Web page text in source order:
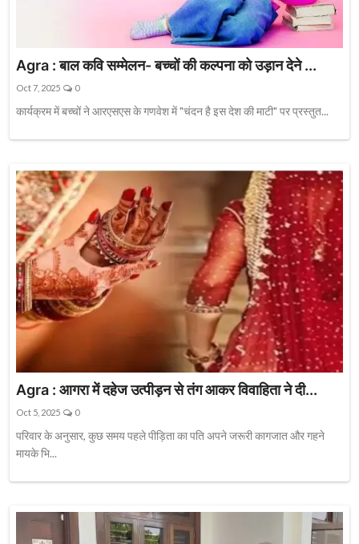
Agra : बाल कवि सम्मेलन- बच्चों की कल्पना को उड़ान देने ...
Oct 7, 2025 0
कार्यक्रम में बच्चों ने आरएसएस के गणवेश में "चंदन है इस देश की माटी" पर प्रस्तुत...
Agra : आगरा में दहेज उत्पीड़न से तंग आकर विवाहिता ने दी...
Oct 5, 2025 0
परिवार के अनुसार, कुछ समय पहले पीड़िता का पति अपने जरूरी कागजात और गहने
मायके भि...